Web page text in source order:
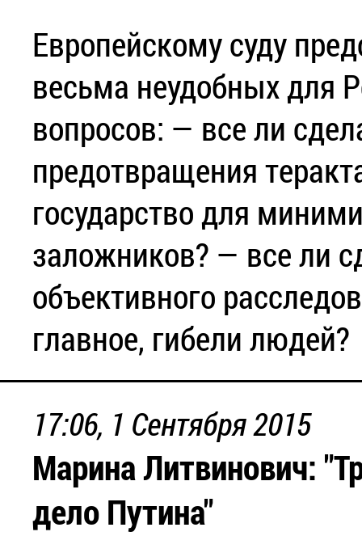
Европейскому суду
весьма неудобных для
вопросов: — все ли
предотвращения
государство для
заложников? — все ли
объективного
главное, гибели людей?
17:06, 1 Сентября 2015
Марина Литвинович:
дело Путина"